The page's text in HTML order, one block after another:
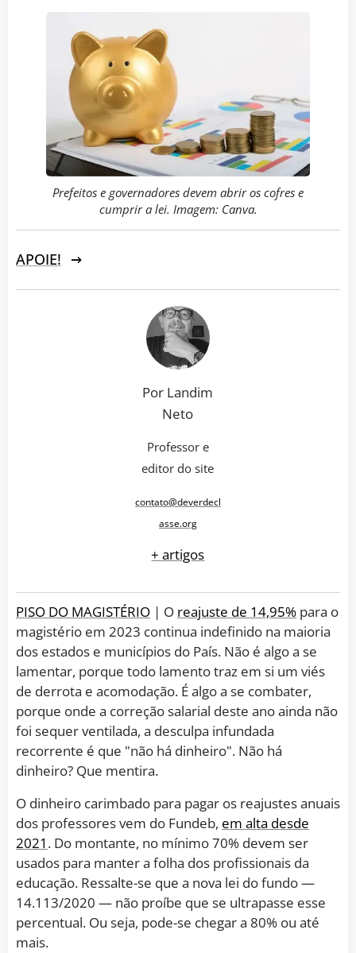
Prefeitos e governadores devem abrir os cofres e
cumprir a lei. Imagem: Canva.
APOIE!
Por Landim
Neto
Professor e
editor do site
contato@deverdecl
asse.org
+ artigos
PISO DO MAGISTÉRIO | O reajuste de 14,95% para o
magistério em 2023 continua indefinido na maioria
dos estados e municípios do País. Não é algo a se
lamentar, porque todo lamento traz em si um viés
de derrota e acomodação. É algo a se combater,
porque onde a correção salarial deste ano ainda não
foi sequer ventilada, a desculpa infundada
recorrente é que "não há dinheiro". Não há
dinheiro? Que mentira.
O dinheiro carimbado para pagar os reajustes anuais
dos professores vem do Fundeb, em alta desde
2021 . Do montante, no mínimo 70% devem ser
usados para manter a folha dos profissionais da
educação. Ressalte-se que a nova lei do fundo —
14.113/2020 — não proíbe que se ultrapasse esse
percentual. Ou seja, pode-se chegar a 80% ou até
mais.